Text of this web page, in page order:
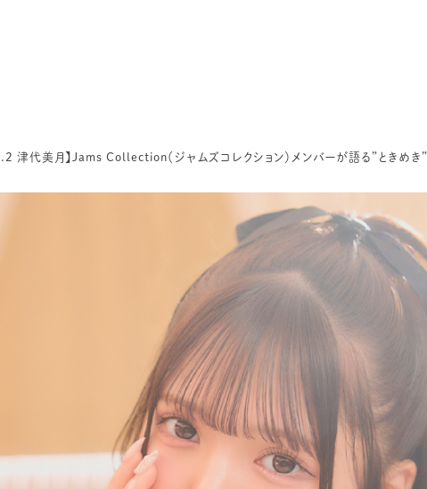
津代美月】Jams Collection（ジャムズコレクション）メンバーが語る”ときめ